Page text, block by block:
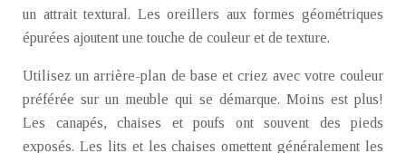
un attrait textural. Les oreillers aux formes géométriques
épurées ajoutent une touche de couleur et de texture.
Utilisez un arrière-plan de base et criez avec votre couleur
préférée sur un meuble qui se démarque. Moins est plus!
Les canapés, chaises et poufs ont souvent des pieds
exposés. Les lits et les chaises omettent généralement les